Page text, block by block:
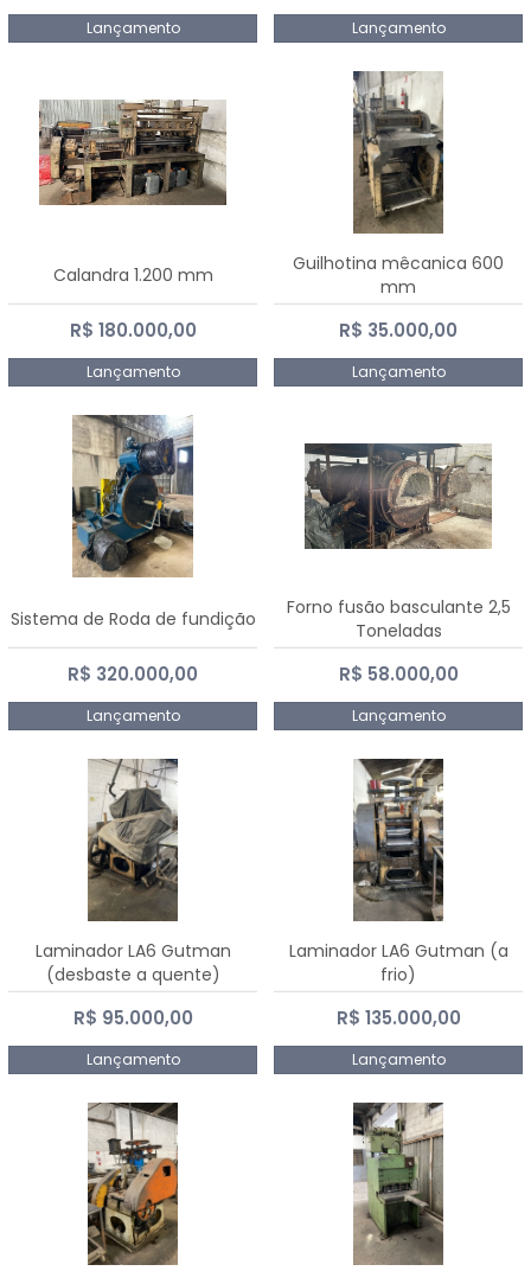
Lançamento Lançamento
Calandra 1.200 mm
R$ 180.000,00
Lançamento
Guilhotina mêcanica 600
mm
R$ 35.000,00
Lançamento
Sistema de Roda de fundição
R$ 320.000,00
Lançamento
Forno fusão basculante 2,5
Toneladas
R$ 58.000,00
Lançamento
Laminador LA6 Gutman
(desbaste a quente)
R$ 95.000,00
Lançamento
Laminador LA6 Gutman (a
frio)
R$ 135.000,00
Lançamento